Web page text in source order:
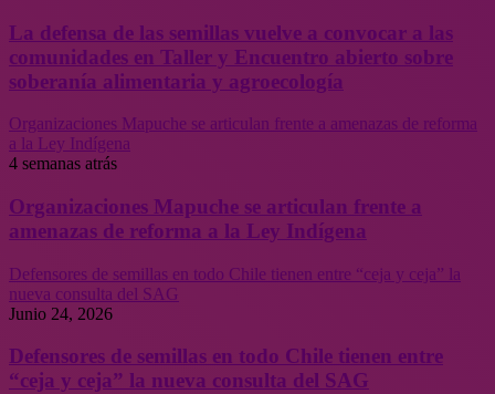
La defensa de las semillas vuelve a convocar a las
comunidades en Taller y Encuentro abierto sobre
soberanía alimentaria y agroecología
Organizaciones Mapuche se articulan frente a amenazas de reforma
a la Ley Indígena
4 semanas atrás
Organizaciones Mapuche se articulan frente a
amenazas de reforma a la Ley Indígena
Defensores de semillas en todo Chile tienen entre “ceja y ceja” la
nueva consulta del SAG
Junio 24, 2026
Defensores de semillas en todo Chile tienen entre
“ceja y ceja” la nueva consulta del SAG